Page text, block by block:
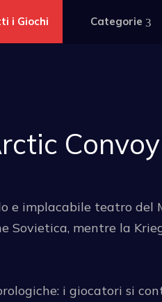
i Giochi Categorie
Convoy
e implacabile teatro del
mentre la
i giocatori si